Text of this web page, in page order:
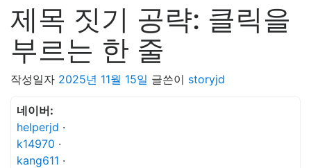
제목 짓기 공략: 클릭을
부르는 한 줄
작성일자 2025년 11월 15일 글쓴이 storyjd
네이버:
helperjd ·
k14970 ·
kang611 ·